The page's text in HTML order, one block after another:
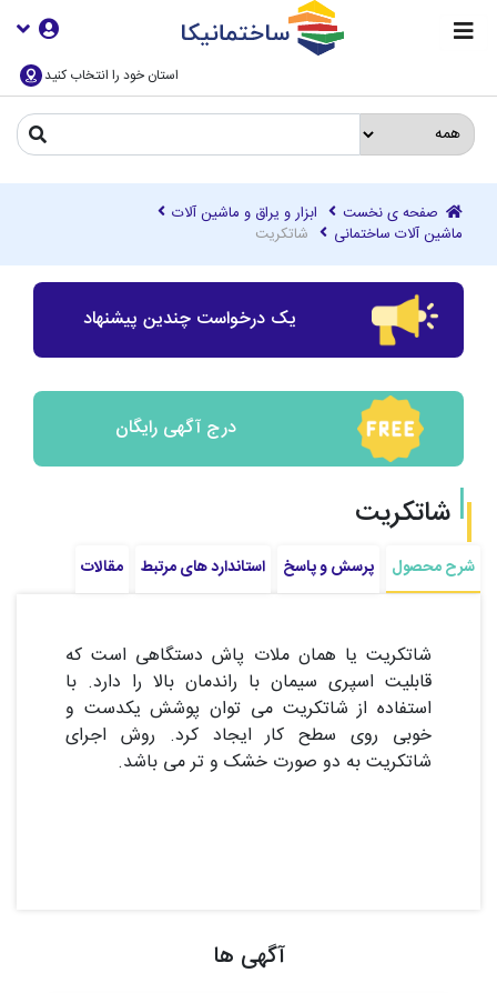
استان خود را انتخاب کنید
صفحه ی نخست
ابزار و یراق و ماشین آلات
ماشین آلات ساختمانی
شاتکریت
یک درخواست چندین پیشنهاد
درج آگهی رایگان
شاتکریت
شرح محصول پرسش و پاسخ استاندارد های مرتبط مقالات
شاتکریت یا همان ملات پاش دستگاهی است که
قابلیت اسپری سیمان با راندمان بالا را دارد. با
استفاده از شاتکریت می توان پوشش یکدست و
خوبی روی سطح کار ایجاد کرد. روش اجرای
شاتکریت به دو صورت خشک و تر می باشد.
آگهی ها